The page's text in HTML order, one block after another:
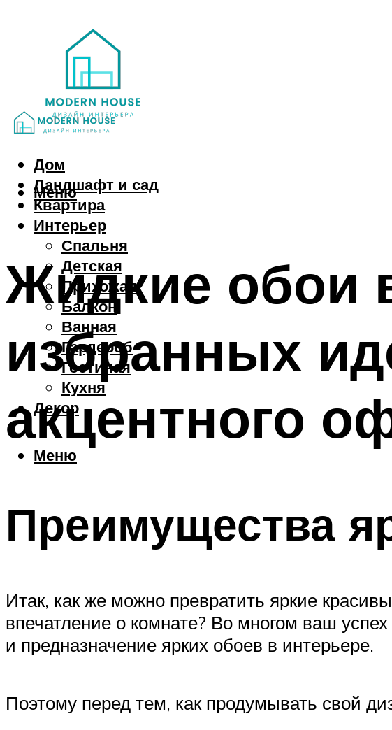
Дом
Ландшафт и сад
Квартира
Интерьер
Спальня
Детская
Прихожая
Балкон
Ванная
Гардероб
Гостиная
Кухня
Декор
Меню
Меню
Жидкие обои
избранных
акцентного
Преимущества
Итак, как же можно превратить яркие
впечатление о комнате? Во многом ваш
и предназначение ярких обоев в интерьере.
Поэтому перед тем, как продумывать свой